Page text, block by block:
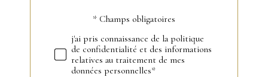
Validation
* Champs obligatoires
j'ai pris connaissance de la politique
de confidentialité et des informations
relatives au traitement de mes
données personnelles*